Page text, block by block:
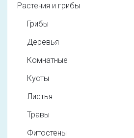
Растения и грибы
Грибы
Деревья
Комнатные
Кусты
Листья
Травы
Фитостены